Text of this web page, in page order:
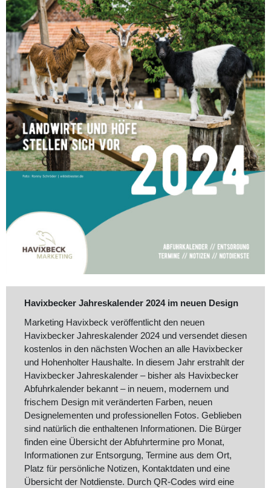
Havixbecker Jahreskalender 2024 im neuen Design
Marketing Havixbeck veröffentlicht den neuen
Havixbecker Jahreskalender 2024 und versendet diesen
kostenlos in den nächsten Wochen an alle Havixbecker
und Hohenholter Haushalte. In diesem Jahr erstrahlt der
Havixbecker Jahreskalender – bisher als Havixbecker
Abfuhrkalender bekannt – in neuem, modernem und
frischem Design mit veränderten Farben, neuen
Designelementen und professionellen Fotos. Geblieben
sind natürlich die enthaltenen Informationen. Die Bürger
finden eine Übersicht der Abfuhrtermine pro Monat,
Informationen zur Entsorgung, Termine aus dem Ort,
Platz für persönliche Notizen, Kontaktdaten und eine
Übersicht der Notdienste. Durch QR-Codes wird eine